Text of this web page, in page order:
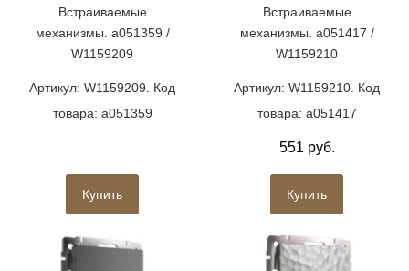
Встраиваемые
механизмы. a051359 /
W1159209
Артикул: W1159209. Код
товара: a051359
Купить
Встраиваемые
механизмы. a051417 /
W1159210
Артикул: W1159210. Код
товара: a051417
551 руб.
Купить